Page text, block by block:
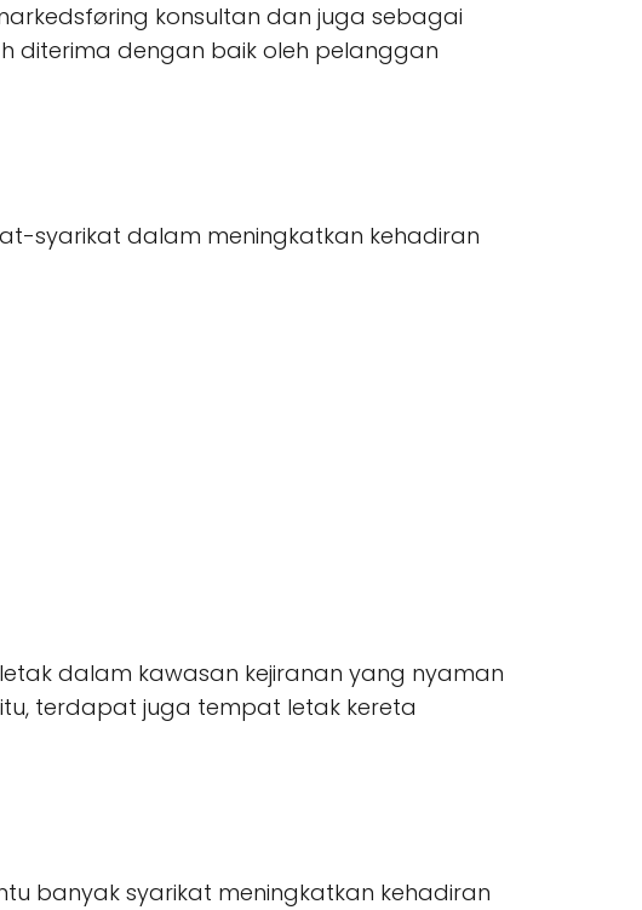
konsultan dan juga sebagai
diterima dengan baik oleh pelanggan
syarikat dalam meningkatkan kehadiran
dalam kawasan kejiranan yang nyaman
terdapat juga tempat letak kereta
banyak syarikat meningkatkan kehadiran